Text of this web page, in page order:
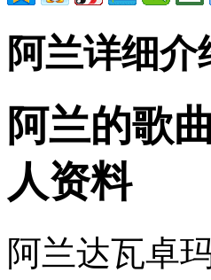
阿兰详细介
阿兰的歌
人资料
阿兰达瓦卓